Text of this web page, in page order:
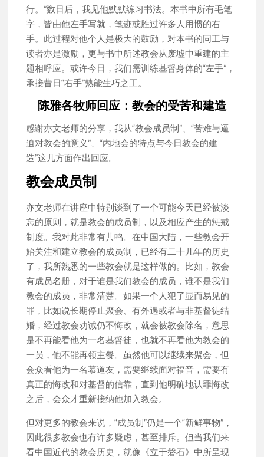
行。”数日后，我见他默默练习书法。本书中所有毛笔
字，皆由他左手写就，笔迹或胜过许多人用惯的右
手。此过程对他个人是极大的鼓励，对本书的同工与
读者亦是激励，更与书中所述教会从废墟中重建的主
题相呼应。或许今日，我们需训练基督身体的“左手”，
承接昔日“右手”熟能生巧之工。
陈雅各牧师回应：教会的受苦和建造
感谢亦文老师的分享，我从“教会成员制”、“苦难与逼
迫对教会的意义”、“内地会的特点与今日教会的建
造”这几方面作出回应。
教会成员制
亦文老师在讲座中特别谈到了一个可能今天已经被淡
忘的原则，就是教会的成员制，以及相应产生的惩戒
制度。我对此非常有共鸣。在中国大陆，一些教会开
始关注和建立教会的成员制，已经有二十几年的历史
了，我所熟悉的一些教会就是这样做的。比如，教会
有成员名册，对于谁是我们教会的成员，谁不是我们
教会的成员，非常清楚。如果一个人犯了显而易见的
罪，比如说长期停止聚会、有外遇或者与非基督徒结
婚，经过教会劝诫仍不悔改，就会被教会除名，意思
是不再能看他为一名基督徒，也就不再看他为教会的
一员，他不能再领主餐。虽然他可以继续来聚会，但
会众看他为一名慕道友，需要继续面对福音，需要有
真正的悔改和对基督的信靠，直到他明确地认罪悔改
之后，会众才重新接纳他加入教会。
但对更多的教会来说，“成员制”仍是一个“新鲜事物”，
因此很多教会也有许多疑虑，甚至排斥。但当我们来
看中国近代的教会历史，就像《立于磐石》中所呈现